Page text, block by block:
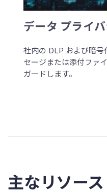
データ プライ
社内の DLP および暗号
セージまたは添付ファ
ガードします。
主なリソース